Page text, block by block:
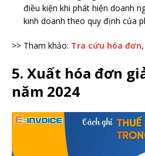
điều kiện khi phát hiện doanh
kinh doanh theo quy định của
>> Tham khảo: Tra cứu hóa đơn,
5. Xuất hóa đơn
năm 2024